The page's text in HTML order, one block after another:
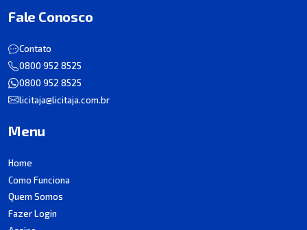
Fale Conosco
Contato
0800 952 8525
0800 952 8525
licitaja@licitaja.com.br
Menu
Home
Como Funciona
Quem Somos
Fazer Login